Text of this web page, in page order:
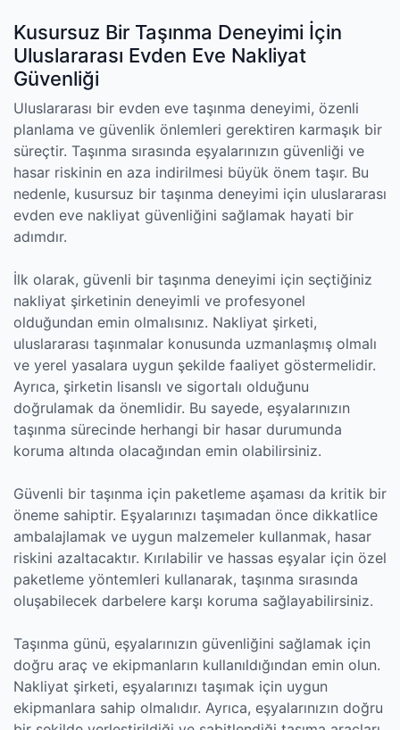
Kusursuz Bir Taşınma Deneyimi İçin
Uluslararası Evden Eve Nakliyat
Güvenliği
Uluslararası bir evden eve taşınma deneyimi, özenli
planlama ve güvenlik önlemleri gerektiren karmaşık bir
süreçtir. Taşınma sırasında eşyalarınızın güvenliği ve
hasar riskinin en aza indirilmesi büyük önem taşır. Bu
nedenle, kusursuz bir taşınma deneyimi için uluslararası
evden eve nakliyat güvenliğini sağlamak hayati bir
adımdır.
İlk olarak, güvenli bir taşınma deneyimi için seçtiğiniz
nakliyat şirketinin deneyimli ve profesyonel
olduğundan emin olmalısınız. Nakliyat şirketi,
uluslararası taşınmalar konusunda uzmanlaşmış olmalı
ve yerel yasalara uygun şekilde faaliyet göstermelidir.
Ayrıca, şirketin lisanslı ve sigortalı olduğunu
doğrulamak da önemlidir. Bu sayede, eşyalarınızın
taşınma sürecinde herhangi bir hasar durumunda
koruma altında olacağından emin olabilirsiniz.
Güvenli bir taşınma için paketleme aşaması da kritik bir
öneme sahiptir. Eşyalarınızı taşımadan önce dikkatlice
ambalajlamak ve uygun malzemeler kullanmak, hasar
riskini azaltacaktır. Kırılabilir ve hassas eşyalar için özel
paketleme yöntemleri kullanarak, taşınma sırasında
oluşabilecek darbelere karşı koruma sağlayabilirsiniz.
Taşınma günü, eşyalarınızın güvenliğini sağlamak için
doğru araç ve ekipmanların kullanıldığından emin olun.
Nakliyat şirketi, eşyalarınızı taşımak için uygun
ekipmanlara sahip olmalıdır. Ayrıca, eşyalarınızın doğru